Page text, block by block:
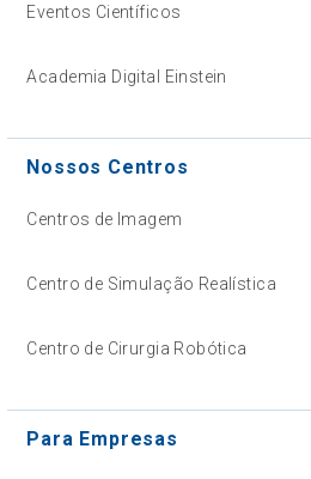
Eventos Científicos
Academia Digital Einstein
Nossos Centros
Centros de Imagem
Centro de Simulação Realística
Centro de Cirurgia Robótica
Para Empresas